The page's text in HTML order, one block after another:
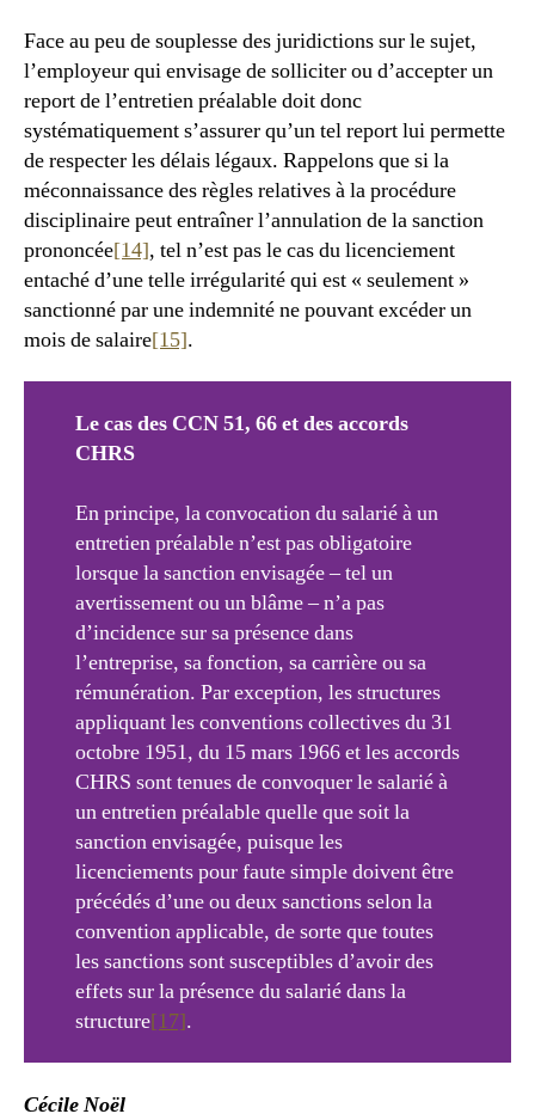
Face au peu de souplesse des juridictions sur le sujet,
l’employeur qui envisage de solliciter ou d’accepter un
report de l’entretien préalable doit donc
systématiquement s’assurer qu’un tel report lui permette
de respecter les délais légaux. Rappelons que si la
méconnaissance des règles relatives à la procédure
disciplinaire peut entraîner l’annulation de la sanction
prononcée[14], tel n’est pas le cas du licenciement
entaché d’une telle irrégularité qui est « seulement »
sanctionné par une indemnité ne pouvant excéder un
mois de salaire[15].
Le cas des CCN 51, 66 et des accords
CHRS
En principe, la convocation du salarié à un
entretien préalable n’est pas obligatoire
lorsque la sanction envisagée – tel un
avertissement ou un blâme – n’a pas
d’incidence sur sa présence dans
l’entreprise, sa fonction, sa carrière ou sa
rémunération. Par exception, les structures
appliquant les conventions collectives du 31
octobre 1951, du 15 mars 1966 et les accords
CHRS sont tenues de convoquer le salarié à
un entretien préalable quelle que soit la
sanction envisagée, puisque les
licenciements pour faute simple doivent être
précédés d’une ou deux sanctions selon la
convention applicable, de sorte que toutes
les sanctions sont susceptibles d’avoir des
effets sur la présence du salarié dans la
structure[17].
Cécile Noël